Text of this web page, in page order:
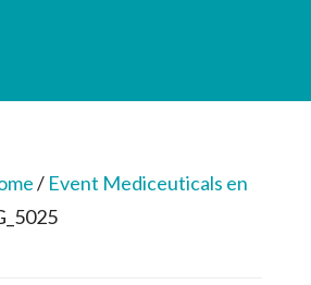
/ Event Mediceuticals en